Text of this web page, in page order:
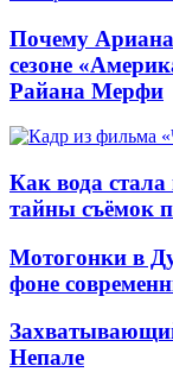
Почему Ариана
сезоне
Райана Мерфи
Как вода
тайны съёмок
Мотогонки в
фоне
Непале